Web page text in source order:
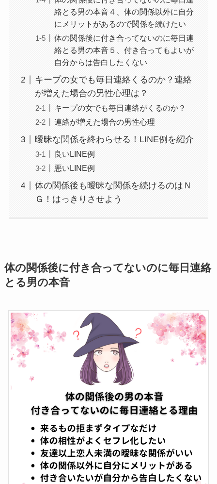
絡とる男の本音４、体の関係以外に自分
にメリットがあるので関係を続けたい
体の関係後に付き合ってないのに毎日連
絡とる男の本音５、付き合ってもよいが
自分からは告白したくない
キープの女でも毎日連絡くるのか？連絡
が増えた場合の男性心理は？
キープの女でも毎日連絡がくるのか？
連絡が増えた場合の男性心理
曖昧な関係を終わらせる！LINE例を紹介
良いLINE例
悪いLINE例
体の関係後も曖昧な関係を続けるのはＮ
Ｇ！はっきりさせよう
体の関係後に付き合ってないのに毎日連絡
とる男の本音